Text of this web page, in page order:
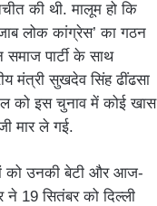
की थी. मालूम हो कि
लोक कांग्रेस’ का गठन
पार्टी के साथ
मंत्री सुखदेव सिंह ढींढसा
को इस चुनाव में कोई खास
मार ले गई.
को उनकी बेटी और आज-
19 सितंबर को दिल्ली